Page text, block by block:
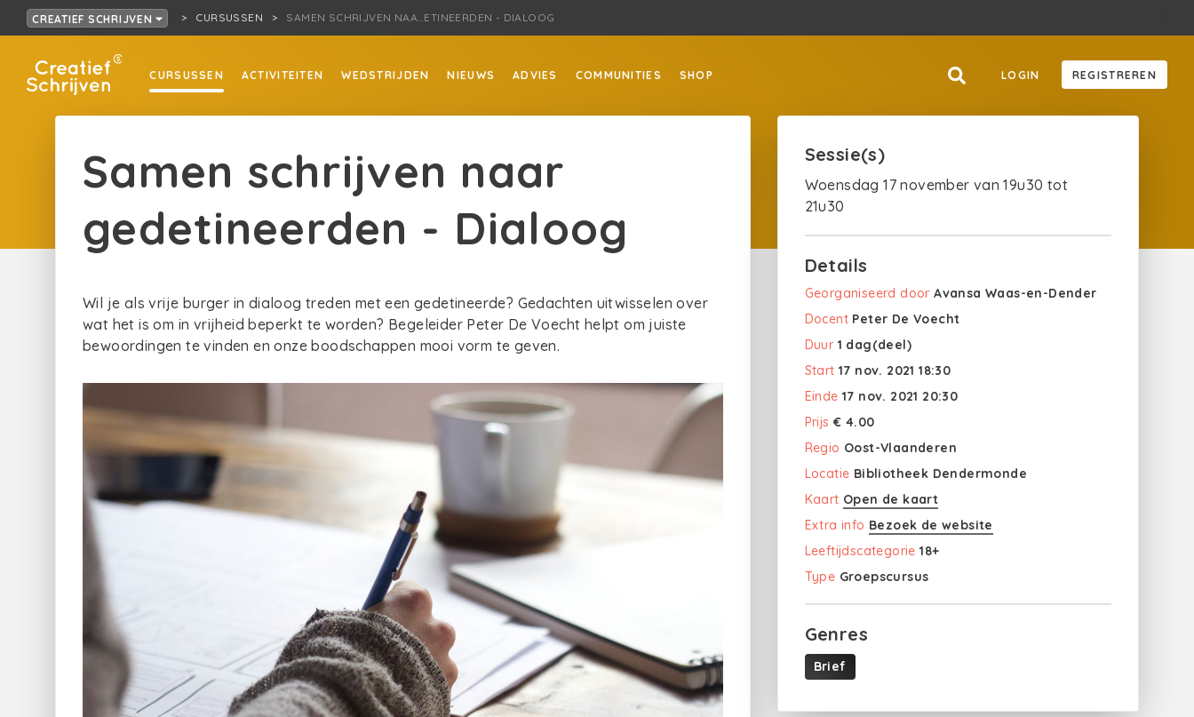
CREATIEF SCHRIJVEN CURSUSSEN SAMEN SCHRIJVEN NAA…ETINEERDEN - DIALOOG
CURSUSSEN ACTIVITEITEN WEDSTRIJDEN NIEUWS ADVIES COMMUNITIES SHOP LOGIN REGISTREREN
Samen schrijven naar
gedetineerden - Dialoog
Wil je als vrije burger in dialoog treden met een gedetineerde? Gedachten uitwisselen over
wat het is om in vrijheid beperkt te worden? Begeleider Peter De Voecht helpt om juiste
bewoordingen te vinden en onze boodschappen mooi vorm te geven.
Sessie(s)
Woensdag 17 november van 19u30 tot
21u30
Details
Georganiseerd door Avansa Waas-en-Dender
Docent Peter De Voecht
Duur 1 dag(deel)
Start 17 nov. 2021 18:30
Einde 17 nov. 2021 20:30
Prijs € 4.00
Regio Oost-Vlaanderen
Locatie Bibliotheek Dendermonde
Kaart Open de kaart
Extra info Bezoek de website
Leeftijdscategorie 18+
Type Groepscursus
Genres
Brief